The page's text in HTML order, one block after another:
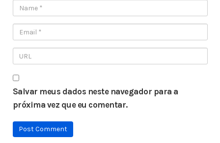
Salvar meus dados neste navegador para a
próxima vez que eu comentar.